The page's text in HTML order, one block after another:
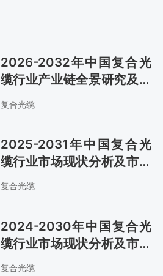
2026-2032年中国复合光
缆行业产业链全景研究及市
场前景评估报告
复合光缆
2025-2031年中国复合光
缆行业市场现状分析及市场
趋势预测报告
复合光缆
2024-2030年中国复合光
缆行业市场现状分析及市场
前景评估报告
复合光缆